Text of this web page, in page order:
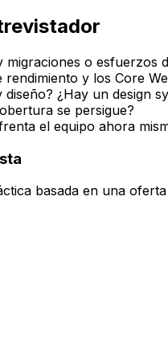
o esfuerzos
y los Core
¿Hay un design
se persigue?
el equipo ahora
basada en una